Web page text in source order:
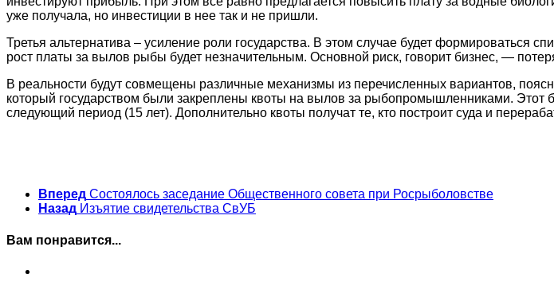
уже получала, но инвестиции в нее так и не пришли.
Третья альтернатива – усиление роли государства. В этом случае будет формироваться
рост платы за вылов рыбы будет незначительным. Основной риск, говорит бизнес, —
В реальности будут совмещены различные механизмы из перечисленных вариантов,
который государством были закреплены квоты на вылов за рыбопромышленниками. Этот
следующий период (15 лет). Дополнительно квоты получат те, кто построит суда и
Вперед Состоялось заседание Общественного совета при Росрыболовстве
Назад Изъятие свидетельства СвУБ
Вам понравится...